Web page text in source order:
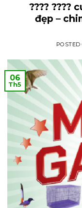
???? ????
đẹp –
06
Th5